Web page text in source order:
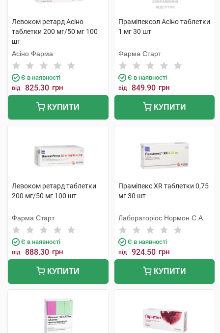
Левоком ретард Асіно
таблетки 200 мг/50 мг 100
шт
Асіно Фарма
Є в наявності
від 825.30 грн
КУПИТИ
Праміпексол Асіно таблетки
1 мг 30 шт
Фарма Старт
Є в наявності
від 849.90 грн
КУПИТИ
Левоком ретард таблетки
200 мг/50 мг 100 шт
Фарма Старт
Є в наявності
від 888.30 грн
КУПИТИ
Праміпекс XR таблетки 0,75
мг 30 шт
Лабораторіос Нормон С.А.
Є в наявності
від 924.50 грн
КУПИТИ